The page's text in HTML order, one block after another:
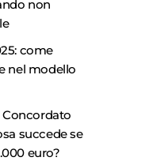
non
come
nel modello
succede se
euro?